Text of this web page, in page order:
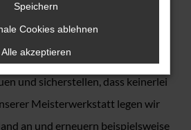
legt enormen Wert auf
In Bezug auf unsere VW Golf
dies, dass wir vor dem Verkauf
und sicherstellen, dass keinerlei
Meisterwerkstatt legen wir
an und erneuern beispielsweise
Speichern
Cookies ablehnen
Alle akzeptieren